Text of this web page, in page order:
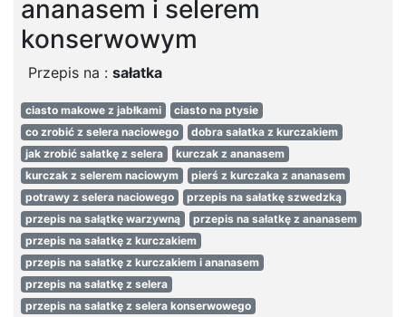
ananasem i selerem
konserwowym
Przepis na : sałatka
ciasto makowe z jabłkami
ciasto na ptysie
co zrobić z selera naciowego
dobra sałatka z kurczakiem
jak zrobić sałatkę z selera
kurczak z ananasem
kurczak z selerem naciowym
pierś z kurczaka z ananasem
potrawy z selera naciowego
przepis na sałatkę szwedzką
przepis na sałątkę warzywną
przepis na sałatkę z ananasem
przepis na sałatkę z kurczakiem
przepis na sałatkę z kurczakiem i ananasem
przepis na sałatkę z selera
przepis na sałatkę z selera konserwowego